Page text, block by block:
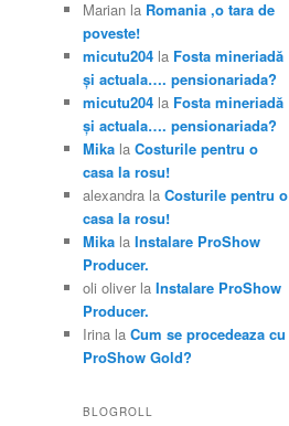
Marian la Romania ,o tara de
poveste!
micutu204 la Fosta mineriadă
şi actuala…. pensionariada?
micutu204 la Fosta mineriadă
şi actuala…. pensionariada?
Mika la Costurile pentru o
casa la rosu!
alexandra la Costurile pentru o
casa la rosu!
Mika la Instalare ProShow
Producer.
oli oliver la Instalare ProShow
Producer.
Irina la Cum se procedeaza cu
ProShow Gold?
BLOGROLL